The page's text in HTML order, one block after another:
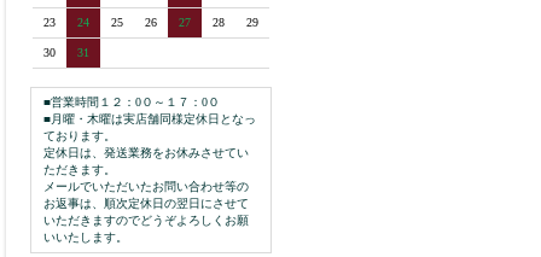
23 24 25 26 27 28 29
30 31
■営業時間１２：0０～１７：0０
■月曜・木曜は実店舗同様定休日となっ
ております。
定休日は、発送業務をお休みさせてい
ただきます。
メールでいただいたお問い合わせ等の
お返事は、順次定休日の翌日にさせて
いただきますのでどうぞよろしくお願
いいたします。